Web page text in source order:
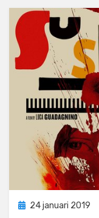
Geplaatst
24 januari 2019